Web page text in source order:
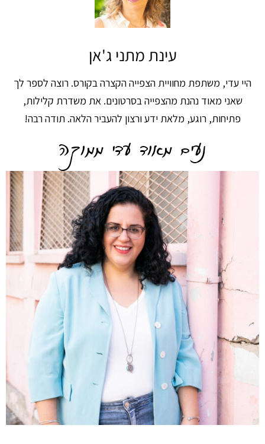
עינת מתני ג'אן
היי עדי, משתפת מחוויית הצפייה הקצרה בקורס. רוצה לספר לך
שאני מאוד נהנת מהצפייה בסרטונים. את משדרת קלילות,
פתיחות, רוגע, מלאת ידע ורצון להעביר הלאה. תודה רבה!
נעים מאוד עדי ממוקה